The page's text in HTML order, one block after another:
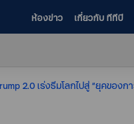
ห้องข่าว เกี่ยวกับ ทีทีบี